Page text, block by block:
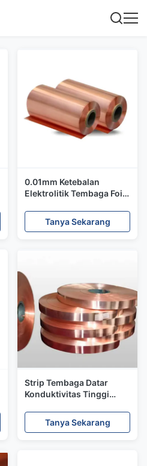
0.01mm Ketebalan
Elektrolitik Tembaga Foil
Pengiriman cepat
Tanya Sekarang
Strip Tembaga Datar
Konduktivitas Tinggi
Ground Tembaga Murni
Tanpa Lapisan
Tanya Sekarang